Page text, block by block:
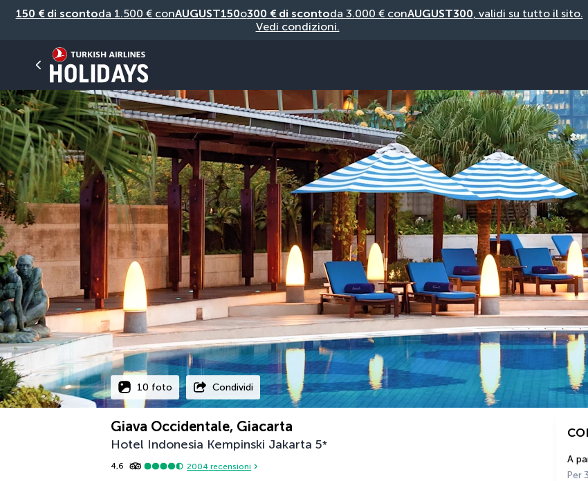
150 € di scontoda 1.500 € conAUGUST150o300 € di scontoda 3.000 € conAUGUST300, validi su tutto il sito.
Vedi condizioni.
10 foto Condividi
Giava Occidentale, Giacarta
Hotel Indonesia Kempinski Jakarta 5*
4,6 2004 recensioni
A
Per